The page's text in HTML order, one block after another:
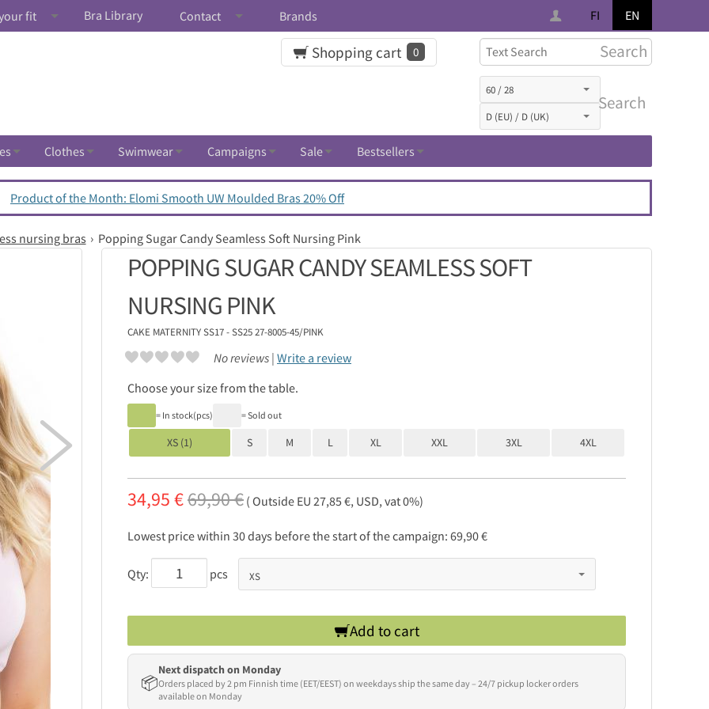
FI EN
fit Bra Library Contact Brands
Search
Search
Shopping cart 0
Clothes Swimwear Campaigns Sale Bestsellers
Product of the Month: Elomi Smooth UW Moulded Bras 20% Off
nursing bras Popping Sugar Candy Seamless Soft Nursing Pink

POPPING SUGAR CANDY SEAMLESS SOFT
NURSING PINK
CAKE MATERNITYSS17 - SS25 27-8005-45/PINK
No reviews | Write a review
Choose your size from the table.
= In stock(pcs) = Sold out
XS (1) S M L XL XXL 3XL 4XL
34,95 €69,90 € ( Outside EU 27,85 €, USD, vat 0%)
Lowest price within 30 days before the start of the campaign: 69,90 €
Qty: pcs
Add to cart
📦
Next dispatch on Monday
Orders placed by 2 pm Finnish time (EET/EEST) on weekdays ship the same day – 24/7 pickup locker orders
available on Monday